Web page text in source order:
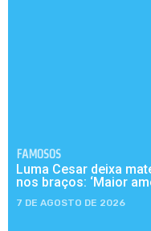
FAMOSOS
Luma Cesar deixa
nos braços: ‘Maior
7 DE AGOSTO DE 2026